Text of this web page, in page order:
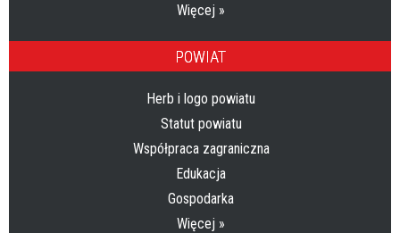
Więcej »
POWIAT
Herb i logo powiatu
Statut powiatu
Współpraca zagraniczna
Edukacja
Gospodarka
Więcej »